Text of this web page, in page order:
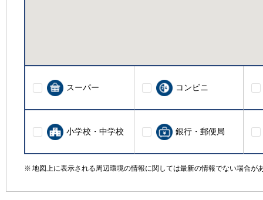
スーパー コンビニ
小学校・中学校 銀行・郵便局
地図上に表示される周辺環境の情報に関しては最新の情報でない場合